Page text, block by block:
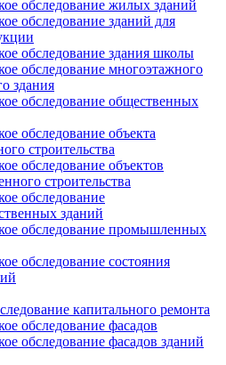
обследование жилых зданий
обследование зданий для
обследование здания школы
обследование многоэтажного
здания
обследование общественных
обследование объекта
строительства
обследование объектов
строительства
обследование
зданий
обследование промышленных
обследование состояния
капитального ремонта
обследование фасадов
обследование фасадов зданий